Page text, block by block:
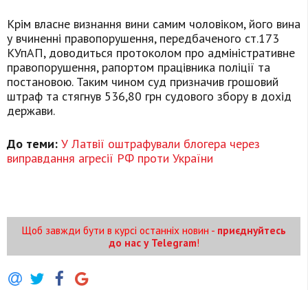
Крім власне визнання вини самим чоловіком, його вина
у вчиненні правопорушення, передбаченого ст.173
КУпАП, доводиться протоколом про адміністративне
правопорушення, рапортом працівника поліції та
постановою. Таким чином суд призначив грошовий
штраф та стягнув 536,80 грн судового збору в дохід
держави.
До теми: У Латвії оштрафували блогера через
виправдання агресії РФ проти України
Щоб завжди бути в курсі останніх новин - приєднуйтесь
до нас у Telegram!